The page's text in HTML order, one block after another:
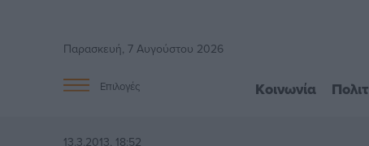
Παρασκευή, 7 Αυγούστου 2026
Επιλογές Κοινωνία
13.3.2013, 18:52